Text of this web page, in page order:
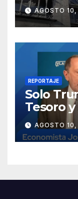
carácter
AGOSTO
REPORTAJE
Solo
Tesoro
saben
del
AGOSTO